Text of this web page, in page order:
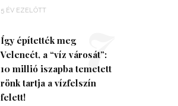
5 ÉV EZELŐTT
Így építették meg
Velencét, a “víz városát”:
10 millió iszapba temetett
rönk tartja a vízfelszín
felett!
7